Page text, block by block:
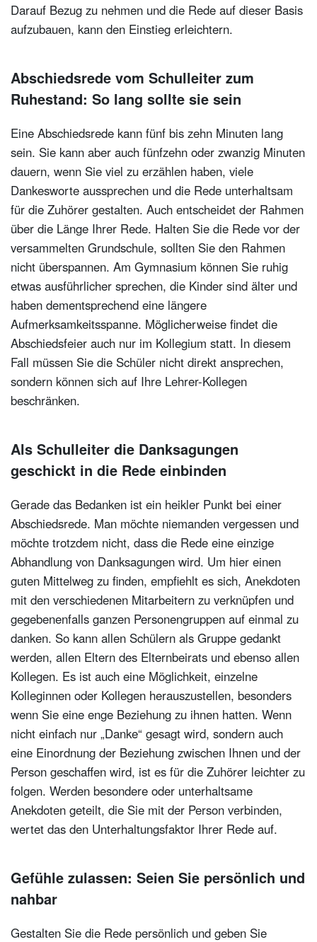
Darauf Bezug zu nehmen und die Rede auf dieser Basis
aufzubauen, kann den Einstieg erleichtern.
Abschiedsrede vom Schulleiter zum
Ruhestand: So lang sollte sie sein
Eine Abschiedsrede kann fünf bis zehn Minuten lang
sein. Sie kann aber auch fünfzehn oder zwanzig Minuten
dauern, wenn Sie viel zu erzählen haben, viele
Dankesworte aussprechen und die Rede unterhaltsam
für die Zuhörer gestalten. Auch entscheidet der Rahmen
über die Länge Ihrer Rede. Halten Sie die Rede vor der
versammelten Grundschule, sollten Sie den Rahmen
nicht überspannen. Am Gymnasium können Sie ruhig
etwas ausführlicher sprechen, die Kinder sind älter und
haben dementsprechend eine längere
Aufmerksamkeitsspanne. Möglicherweise findet die
Abschiedsfeier auch nur im Kollegium statt. In diesem
Fall müssen Sie die Schüler nicht direkt ansprechen,
sondern können sich auf Ihre Lehrer-Kollegen
beschränken.
Als Schulleiter die Danksagungen
geschickt in die Rede einbinden
Gerade das Bedanken ist ein heikler Punkt bei einer
Abschiedsrede. Man möchte niemanden vergessen und
möchte trotzdem nicht, dass die Rede eine einzige
Abhandlung von Danksagungen wird. Um hier einen
guten Mittelweg zu finden, empfiehlt es sich, Anekdoten
mit den verschiedenen Mitarbeitern zu verknüpfen und
gegebenenfalls ganzen Personengruppen auf einmal zu
danken. So kann allen Schülern als Gruppe gedankt
werden, allen Eltern des Elternbeirats und ebenso allen
Kollegen. Es ist auch eine Möglichkeit, einzelne
Kolleginnen oder Kollegen herauszustellen, besonders
wenn Sie eine enge Beziehung zu ihnen hatten. Wenn
nicht einfach nur „Danke“ gesagt wird, sondern auch
eine Einordnung der Beziehung zwischen Ihnen und der
Person geschaffen wird, ist es für die Zuhörer leichter zu
folgen. Werden besondere oder unterhaltsame
Anekdoten geteilt, die Sie mit der Person verbinden,
wertet das den Unterhaltungsfaktor Ihrer Rede auf.
Gefühle zulassen: Seien Sie persönlich und
nahbar
Gestalten Sie die Rede persönlich und geben Sie